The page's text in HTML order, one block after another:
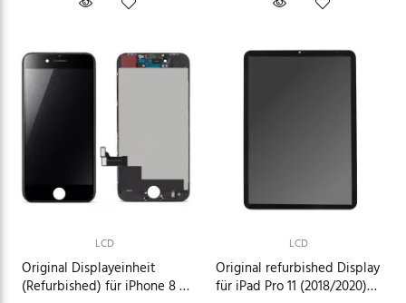
LCD
Original Displayeinheit
(Refurbished) für iPhone 8 /
LCD
Original refurbished Display
für iPad Pro 11 (2018/2020)